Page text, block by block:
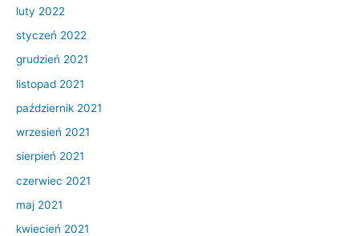
luty 2022
styczeń 2022
grudzień 2021
listopad 2021
październik 2021
wrzesień 2021
sierpień 2021
czerwiec 2021
maj 2021
kwiecień 2021